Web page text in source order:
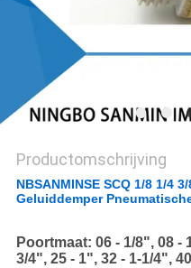
Productomschrijving
NBSANMINSE SCQ 1/8 1/4
Geluiddemper
Poortmaat: 06 - 1/8", 08 -
3/4", 25 - 1", 32 - 1-1/4",